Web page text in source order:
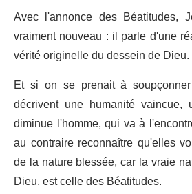
Avec l'annonce des Béatitudes,
vraiment nouveau : il parle d'une
vérité originelle du dessein de Dieu.
Et si on se prenait à
décrivent une humanité
diminue l'homme, qui va à
au contraire reconnaître qu'elles
de la nature blessée, car la vraie
Dieu, est celle des Béatitudes.